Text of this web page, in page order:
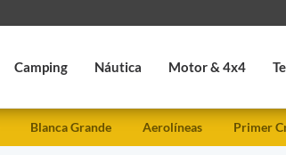
Camping Náutica Motor & 4x4
Blanca Grande Aerolíneas Primer